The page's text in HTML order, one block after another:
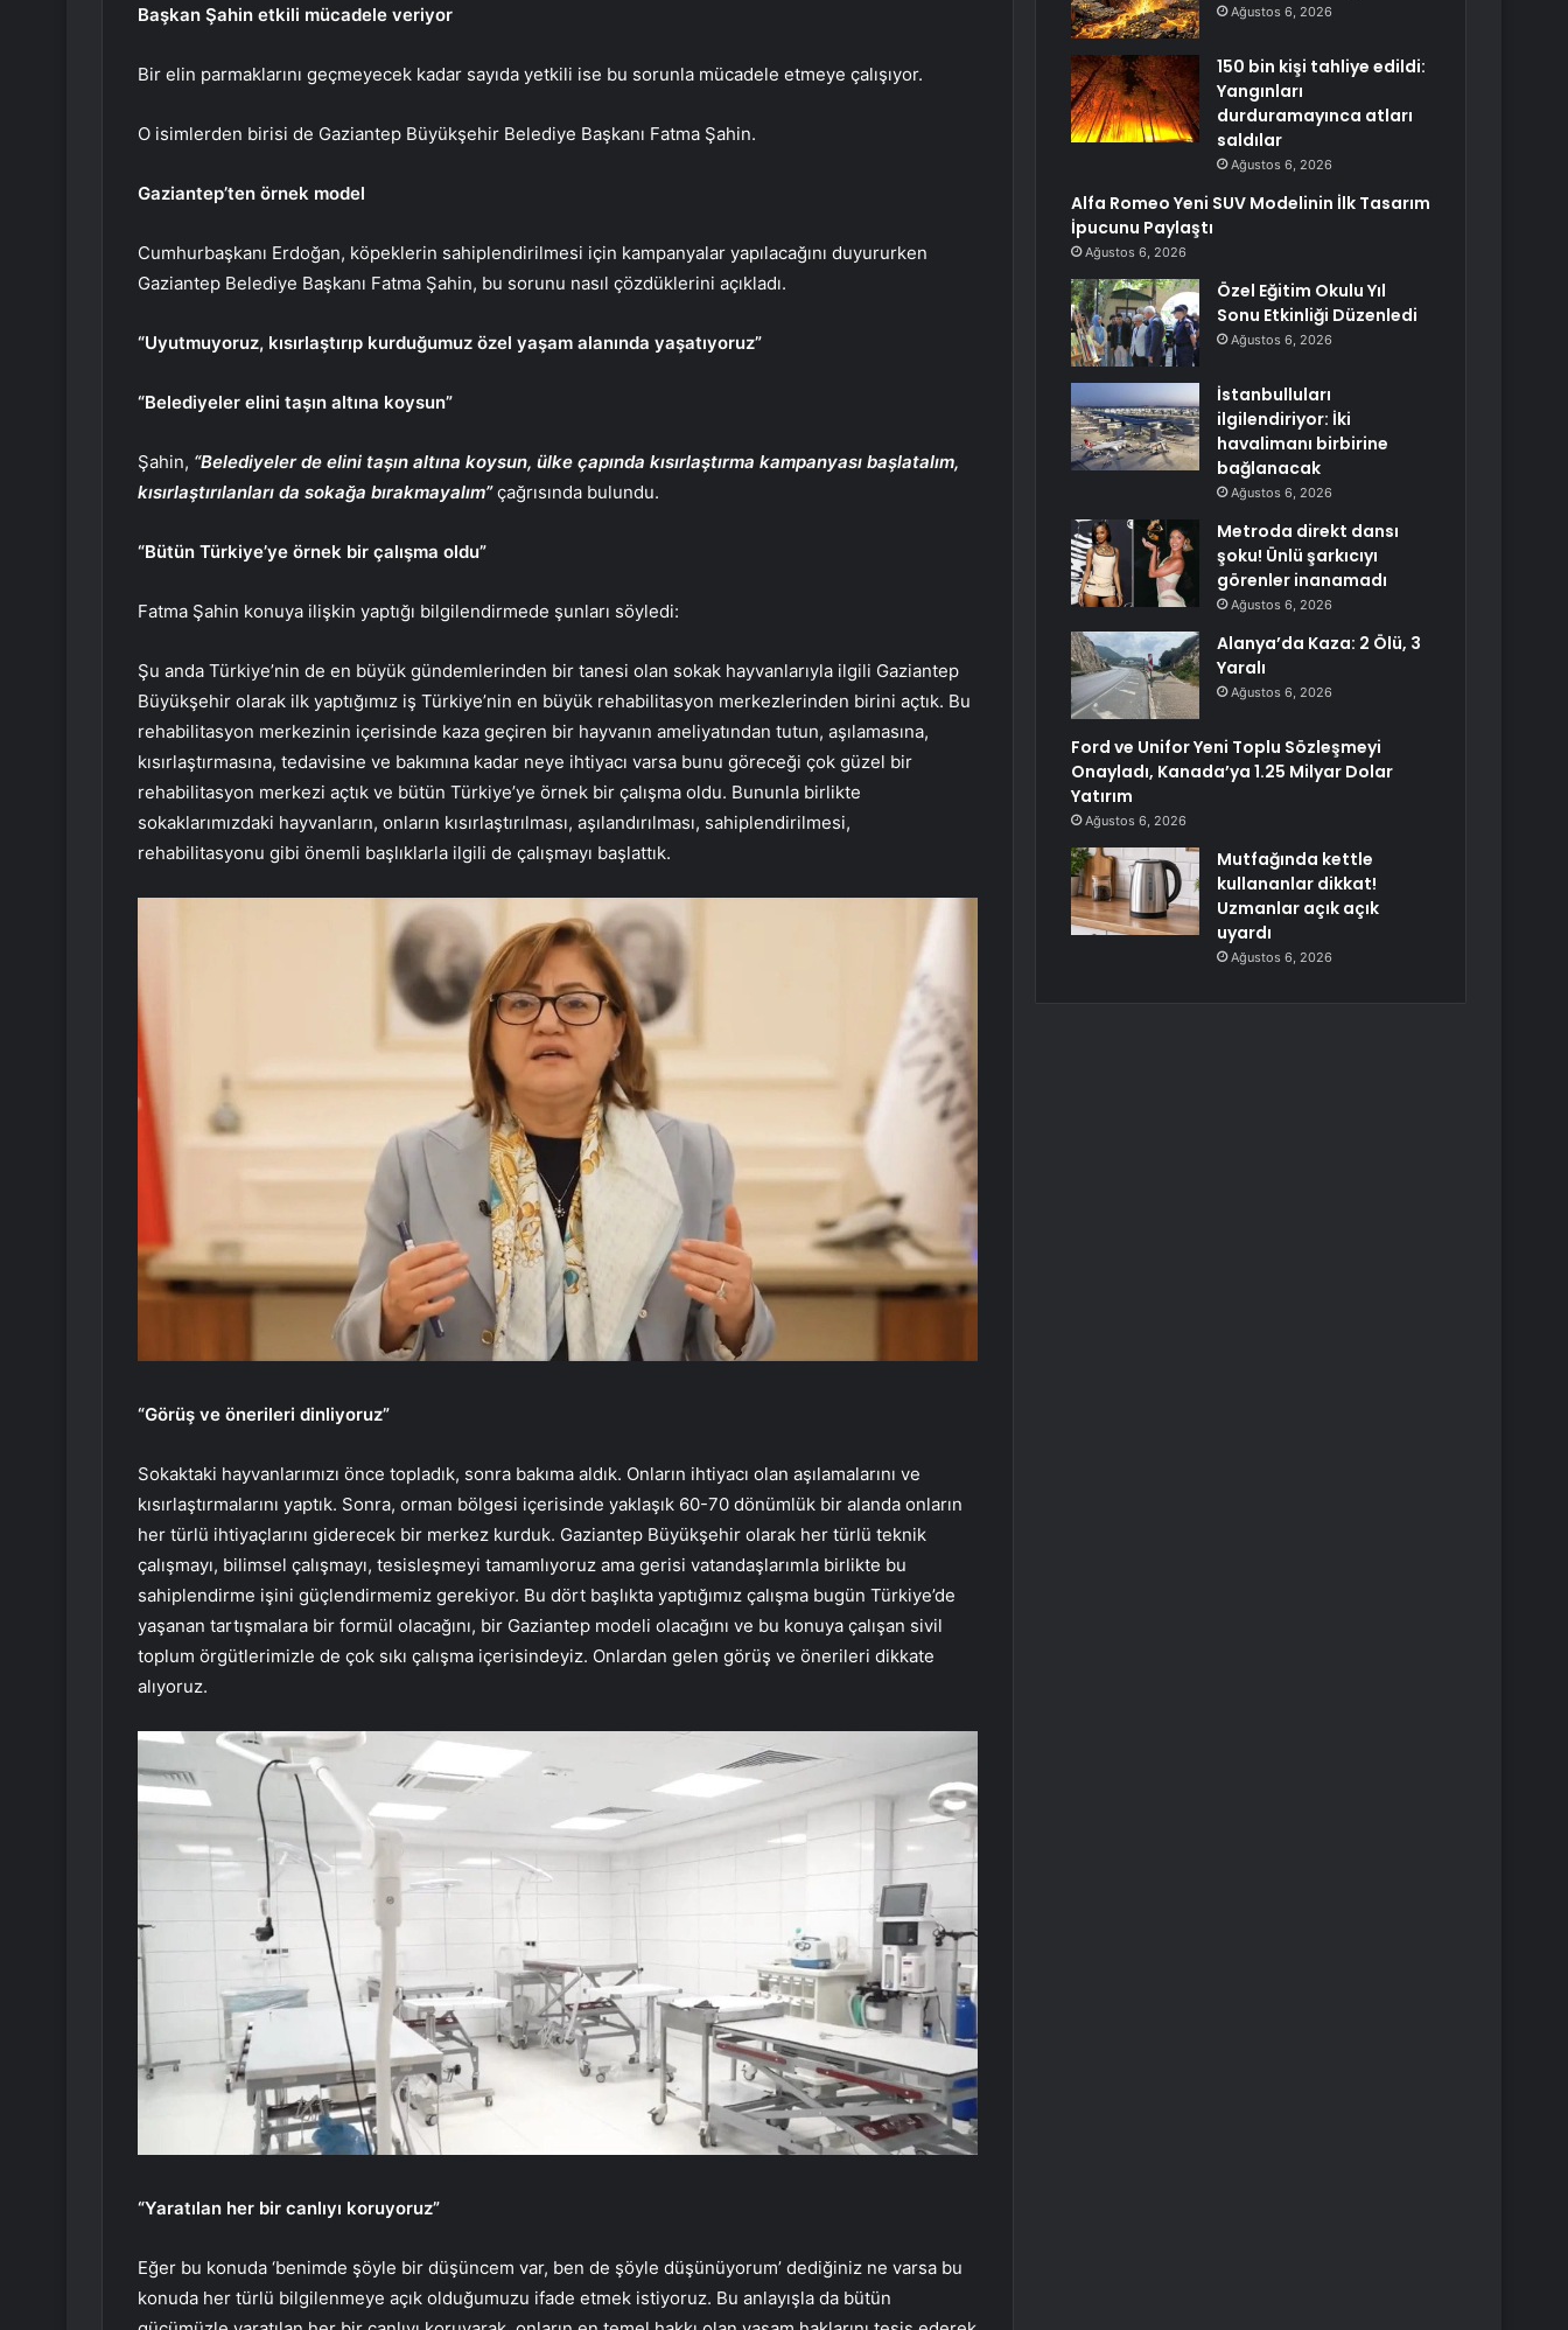
Başkan Şahin etkili mücadele veriyor
Bir elin parmaklarını geçmeyecek kadar sayıda yetkili ise bu sorunla mücadele etmeye çalışıyor.
O isimlerden birisi de Gaziantep Büyükşehir Belediye Başkanı Fatma Şahin.
Gaziantep’ten örnek model
Cumhurbaşkanı Erdoğan, köpeklerin sahiplendirilmesi için kampanyalar yapılacağını duyururken
Gaziantep Belediye Başkanı Fatma Şahin, bu sorunu nasıl çözdüklerini açıkladı.
“Uyutmuyoruz, kısırlaştırıp kurduğumuz özel yaşam alanında yaşatıyoruz”
“Belediyeler elini taşın altına koysun”
Şahin, “Belediyeler de elini taşın altına koysun, ülke çapında kısırlaştırma kampanyası başlatalım,
kısırlaştırılanları da sokağa bırakmayalım”çağrısında bulundu.
“Bütün Türkiye’ye örnek bir çalışma oldu”
Fatma Şahin konuya ilişkin yaptığı bilgilendirmede şunları söyledi:
Şu anda Türkiye’nin de en büyük gündemlerinden bir tanesi olan sokak hayvanlarıyla ilgili Gaziantep
Büyükşehir olarak ilk yaptığımız iş Türkiye’nin en büyük rehabilitasyon merkezlerinden birini açtık. Bu
rehabilitasyon merkezinin içerisinde kaza geçiren bir hayvanın ameliyatından tutun, aşılamasına,
kısırlaştırmasına, tedavisine ve bakımına kadar neye ihtiyacı varsa bunu göreceği çok güzel bir
rehabilitasyon merkezi açtık ve bütün Türkiye’ye örnek bir çalışma oldu. Bununla birlikte
sokaklarımızdaki hayvanların, onların kısırlaştırılması, aşılandırılması, sahiplendirilmesi,
rehabilitasyonu gibi önemli başlıklarla ilgili de çalışmayı başlattık.
“Görüş ve önerileri dinliyoruz”
Sokaktaki hayvanlarımızı önce topladık, sonra bakıma aldık. Onların ihtiyacı olan aşılamalarını ve
kısırlaştırmalarını yaptık. Sonra, orman bölgesi içerisinde yaklaşık 60-70 dönümlük bir alanda onların
her türlü ihtiyaçlarını giderecek bir merkez kurduk. Gaziantep Büyükşehir olarak her türlü teknik
çalışmayı, bilimsel çalışmayı, tesisleşmeyi tamamlıyoruz ama gerisi vatandaşlarımla birlikte bu
sahiplendirme işini güçlendirmemiz gerekiyor. Bu dört başlıkta yaptığımız çalışma bugün Türkiye’de
yaşanan tartışmalara bir formül olacağını, bir Gaziantep modeli olacağını ve bu konuya çalışan sivil
toplum örgütlerimizle de çok sıkı çalışma içerisindeyiz. Onlardan gelen görüş ve önerileri dikkate
alıyoruz.
“Yaratılan her bir canlıyı koruyoruz”
Eğer bu konuda ‘benimde şöyle bir düşüncem var, ben de şöyle düşünüyorum’ dediğiniz ne varsa bu
konuda her türlü bilgilenmeye açık olduğumuzu ifade etmek istiyoruz. Bu anlayışla da bütün
Ağustos 6, 2026
150 bin kişi tahliye edildi:
Yangınları
durduramayınca atları
saldılar
Ağustos 6, 2026
Alfa Romeo Yeni SUV Modelinin İlk Tasarım
İpucunu Paylaştı
Ağustos 6, 2026
Özel Eğitim Okulu Yıl
Sonu Etkinliği Düzenledi
Ağustos 6, 2026
İstanbulluları
ilgilendiriyor: İki
havalimanı birbirine
bağlanacak
Ağustos 6, 2026
Metroda direkt dansı
şoku! Ünlü şarkıcıyı
görenler inanamadı
Ağustos 6, 2026
Alanya’da Kaza: 2 Ölü, 3
Yaralı
Ağustos 6, 2026
Ford ve Unifor Yeni Toplu Sözleşmeyi
Onayladı, Kanada’ya 1.25 Milyar Dolar
Yatırım
Ağustos 6, 2026
Mutfağında kettle
kullananlar dikkat!
Uzmanlar açık açık
uyardı
Ağustos 6, 2026